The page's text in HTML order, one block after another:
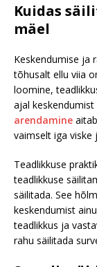
Kuidas
mäel
Keskendumise ja
tõhusalt ellu viia
loomine,
ajal keskendumist
arendamine
vaimselt iga viske
Teadlikkuse
teadlikkuse
säilitada. See
keskendumist
teadlikkus ja
rahu säilitada